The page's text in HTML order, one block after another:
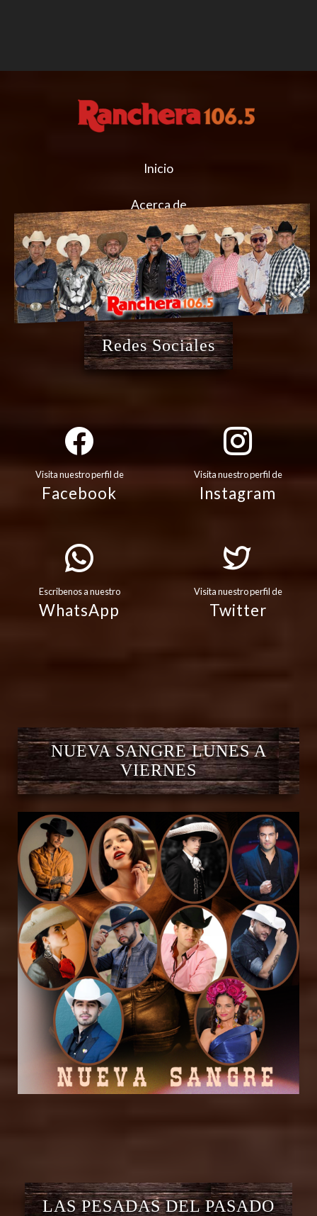
Inicio
Acerca de
Redes Sociales
Visita nuestro perfil de
Facebook
Visita nuestro perfil de
Instagram
Escribenos a nuestro
WhatsApp
Visita nuestro perfil de
Twitter
NUEVA SANGRE LUNES A
VIERNES
LAS PESADAS DEL PASADO